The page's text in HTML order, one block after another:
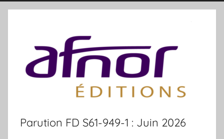
Parution FD S61-949-1 : Juin 2026